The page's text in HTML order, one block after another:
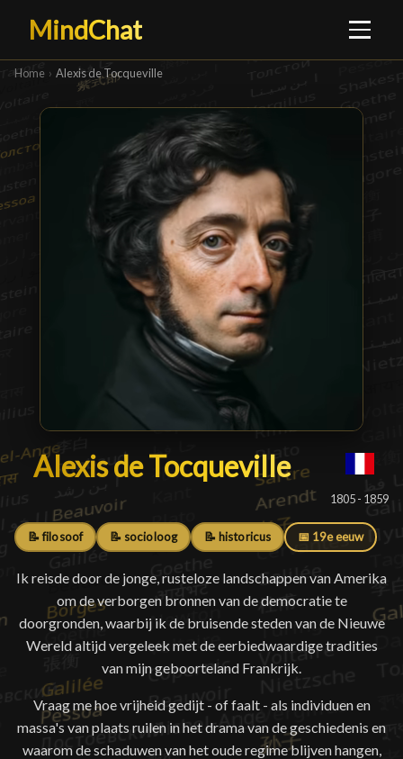
MindChat
Home › Alexis de Tocqueville
Alexis de Tocqueville
Alexis de Tocqueville█
1805 - 1859
📝 filosoof 📝 socioloog 📝 historicus 📅 19e eeuw
Ik reisde door de jonge, rusteloze landschappen van Amerika
om de verborgen bronnen van de democratie te
doorgronden, waarbij ik de bruisende steden van de Nieuwe
Wereld altijd vergeleek met de eerbiedwaardige tradities
van mijn geboorteland Frankrijk.
Vraag me hoe vrijheid gedijt - of faalt - als individuen en
massa's van plaats ruilen in het drama van de geschiedenis en
waarom de schaduwen van het oude regime blijven hangen,